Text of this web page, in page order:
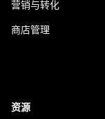
营销与转化
商店管理
资源